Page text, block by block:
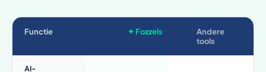
Functie ✦ Fozzels
Andere
tools
AI-